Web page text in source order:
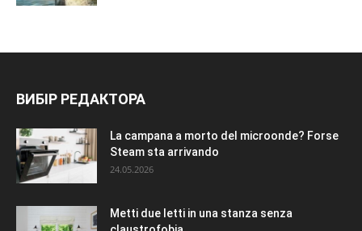
ВИБІР РЕДАКТОРА
La campana a morto del microonde? Forse
Steam sta arrivando
24.05.2026
Metti due letti in una stanza senza